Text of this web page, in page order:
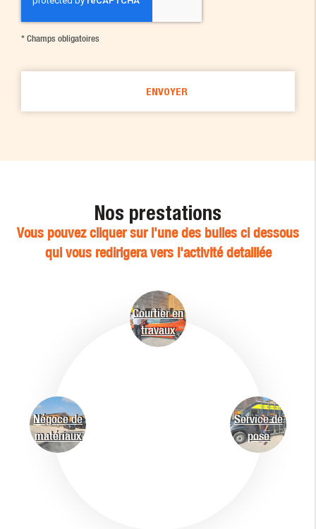
* Champs obligatoires
Nos prestations
Vous pouvez cliquer sur l'une des bulles ci dessous
qui vous redirigera vers l'activité detaillée
Courtier en
travaux
Négoce de
matériaux
Service de
pose